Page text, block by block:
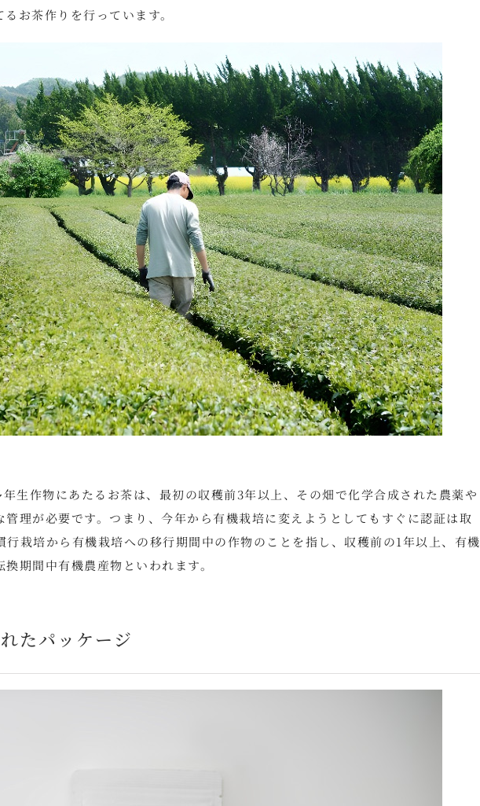
お茶作りを行っています。
生作物にあたるお茶は、最初の収穫前3年以上、その畑で化学合成された農薬や
理が必要です。つまり、今年から有機栽培に変えようとしてもすぐに認証は取
栽培から有機栽培への移行期間中の作物のことを指し、収穫前の1年以上、有機
期間中有機農産物といわれます。
たパッケージ